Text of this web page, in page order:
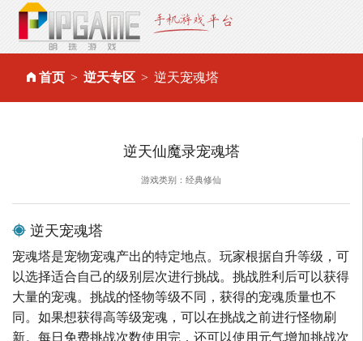
首页 逆天专区 逆天宠魂塔
逆天仙魔录宠魂塔
游戏类别：经典修仙
逆天宠魂塔
宠魂塔是宠物宠魂产出的特定地点。玩家根据自升等级，可
以选择适合自己的级别层次进行挑战。挑战胜利后可以获得
大量的宠魂。挑战的怪物等级不同，获得的宠魂质量也不
同。如果想获得高等级宠魂，可以在挑战之前进行怪物刷
新。每日免费挑战次数使用完，还可以使用元气增加挑战次